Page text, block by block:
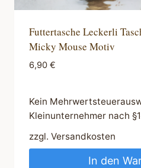
Futtertasche Leckerli
Micky Mouse Motiv
6,90 €
Kein
Kleinunternehmer nach
zzgl. Versandkosten
In den